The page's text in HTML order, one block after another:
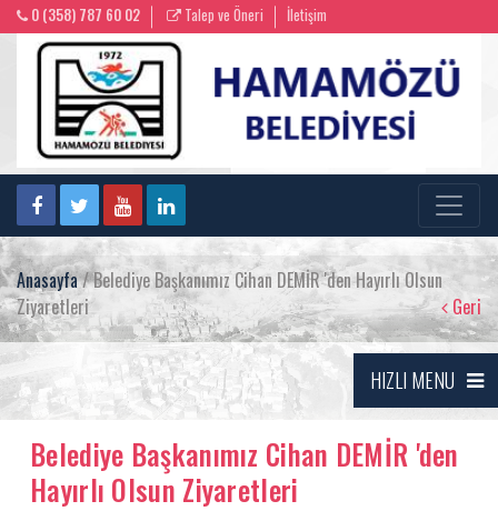
0 (358) 787 60 02 Talep ve Öneri İletişim
Anasayfa/ Belediye Başkanımız Cihan DEMİR 'den Hayırlı Olsun
Ziyaretleri
Geri
HIZLI MENU
Belediye Başkanımız Cihan DEMİR 'den
Hayırlı Olsun Ziyaretleri